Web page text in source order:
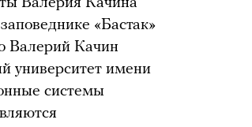
Валерия Качина
«Бастак»
Валерий Качин
университет имени
системы